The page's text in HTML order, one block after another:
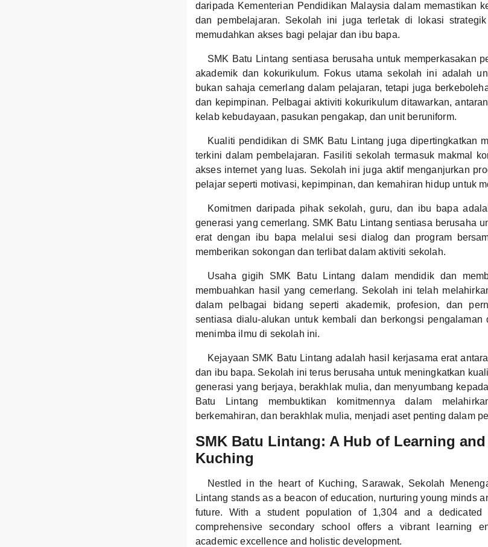
daripada Kementerian Pendidikan Malaysia dalam memastikan
dan pembelajaran. Sekolah ini juga terletak di lokasi
memudahkan akses bagi pelajar dan ibu bapa.
SMK Batu Lintang sentiasa berusaha untuk memperkasakan
akademik dan kokurikulum. Fokus utama sekolah ini adalah
bukan sahaja cemerlang dalam pelajaran, tetapi juga
dan kepimpinan. Pelbagai aktiviti kokurikulum ditawarkan,
kelab kebudayaan, pasukan pengakap, dan unit beruniform.
Kualiti pendidikan di SMK Batu Lintang juga dipertingkatkan
terkini dalam pembelajaran. Fasiliti sekolah termasuk makmal
akses internet yang luas. Sekolah ini juga aktif menganjurkan
pelajar seperti motivasi, kepimpinan, dan kemahiran hidup untuk
Komitmen daripada pihak sekolah, guru, dan ibu bapa
generasi yang cemerlang. SMK Batu Lintang sentiasa berusaha
erat dengan ibu bapa melalui sesi dialog dan program
memberikan sokongan dan terlibat dalam aktiviti sekolah.
Usaha gigih SMK Batu Lintang dalam mendidik dan
membuahkan hasil yang cemerlang. Sekolah ini telah
dalam pelbagai bidang seperti akademik, profesion, dan
sentiasa dialu-alukan untuk kembali dan berkongsi pengalaman
menimba ilmu di sekolah ini.
Kejayaan SMK Batu Lintang adalah hasil kerjasama erat
dan ibu bapa. Sekolah ini terus berusaha untuk meningkatkan
generasi yang berjaya, berakhlak mulia, dan menyumbang
Batu Lintang membuktikan komitmennya dalam
berkemahiran, dan berakhlak mulia, menjadi aset penting dalam
SMK Batu Lintang: A Hub of Learning
Kuching
Nestled in the heart of Kuching, Sarawak, Sekolah
Lintang stands as a beacon of education, nurturing young minds
future. With a student population of 1,304 and a dedicated
comprehensive secondary school offers a vibrant learning
academic excellence and holistic development.